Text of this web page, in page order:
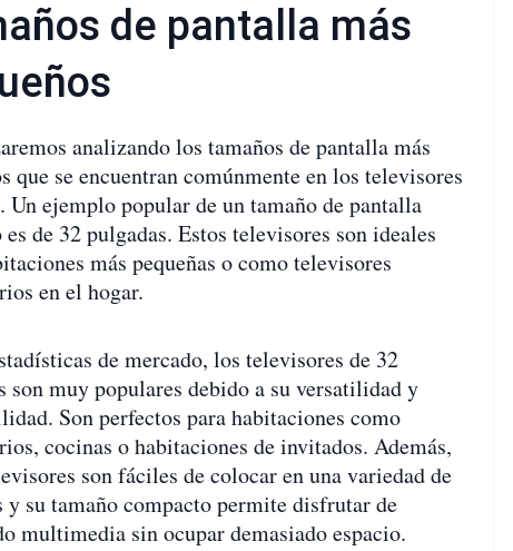
de pantalla más
analizando los tamaños de pantalla más
que se encuentran comúnmente en los televisores
Un ejemplo popular de un tamaño de pantalla
es de 32 pulgadas. Estos televisores son ideales
más pequeñas o como televisores
en el hogar.
de mercado, los televisores de 32
son muy populares debido a su versatilidad y
Son perfectos para habitaciones como
cocinas o habitaciones de invitados. Además,
son fáciles de colocar en una variedad de
y su tamaño compacto permite disfrutar de
multimedia sin ocupar demasiado espacio.